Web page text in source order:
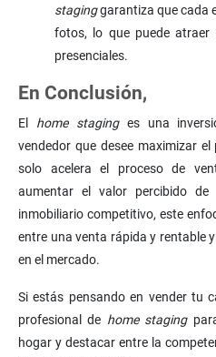
staginggarantiza que cada
fotos, lo que puede
presenciales.
En Conclusión,
El home staginges una
vendedor que desee maximizar
solo acelera el proceso de
aumentar el valor percibido
inmobiliario competitivo, este
entre una venta rápida y rentable
en el mercado.
Si estás pensando en vender tu
profesional de home staging
hogar y destacar entre la